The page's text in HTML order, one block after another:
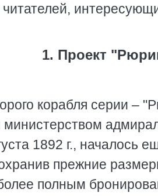
читателей,
1. Проект
корабля серии –
1892 г., началось
прежние
более полным